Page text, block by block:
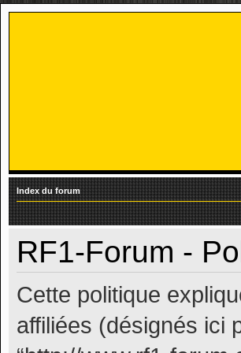
Index du forum
RF1-Forum -
Cette politique
affiliées (désignés ici